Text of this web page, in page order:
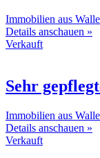
Immobilien aus
Details anschauen »
Verkauft
Sehr
Immobilien aus
Details anschauen »
Verkauft